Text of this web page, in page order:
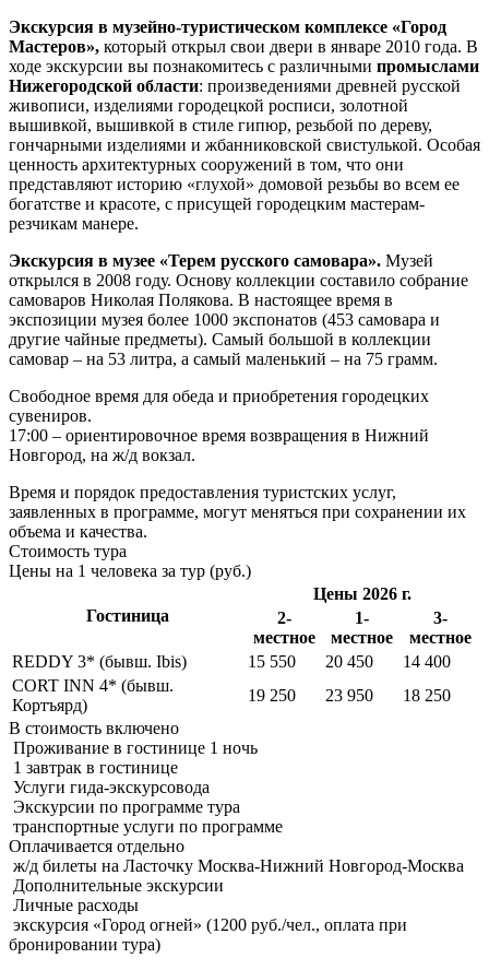
Экскурсия в музейно-туристическом комплексе «Город
Мастеров», который открыл свои двери в январе 2010 года. В
ходе экскурсии вы познакомитесь с различными промыслами
Нижегородской области: произведениями древней русской
живописи, изделиями городецкой росписи, золотной
вышивкой, вышивкой в стиле гипюр, резьбой по дереву,
гончарными изделиями и жбанниковской свистулькой. Особая
ценность архитектурных сооружений в том, что они
представляют историю «глухой» домовой резьбы во всем ее
богатстве и красоте, с присущей городецким мастерам-
резчикам манере.
Экскурсия в музее «Терем русского самовара». Музей
открылся в 2008 году. Основу коллекции составило собрание
самоваров Николая Полякова. В настоящее время в
экспозиции музея более 1000 экспонатов (453 самовара и
другие чайные предметы). Самый большой в коллекции
самовар – на 53 литра, а самый маленький – на 75 грамм.
Свободное время для обеда и приобретения городецких
сувениров.
17:00 – ориентировочное время возвращения в Нижний
Новгород, на ж/д вокзал.
Время и порядок предоставления туристских услуг,
заявленных в программе, могут меняться при сохранении их
объема и качества.
Стоимость тура
Цены на 1 человека за тур (руб.)
Гостиница
Цены 2026 г.
2-
местное
1-
местное
3-
местное
REDDY 3* (бывш. Ibis)
15 550 20 450
14 400
CORT INN 4* (бывш.
Кортъярд)
19 250 23 950
18 250
В стоимость включено
Проживание в гостинице 1 ночь
1 завтрак в гостинице
Услуги гида-экскурсовода
Экскурсии по программе тура
транспортные услуги по программе
Оплачивается отдельно
ж/д билеты на Ласточку Москва-Нижний Новгород-Москва
Дополнительные экскурсии
Личные расходы
экскурсия «Город огней» (1200 руб./чел., оплата при
бронировании тура)